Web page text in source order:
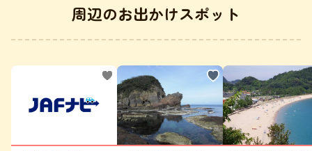
周辺のお出かけスポット